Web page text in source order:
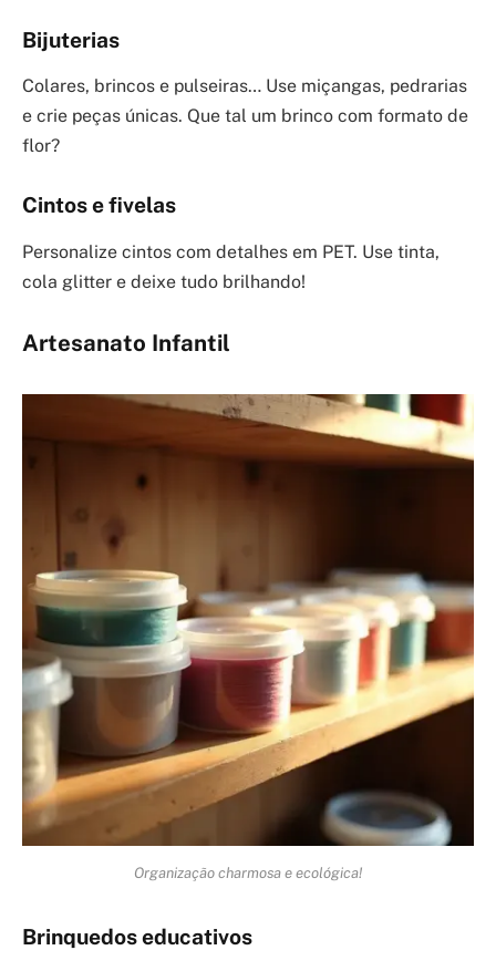
Bijuterias
Colares, brincos e pulseiras… Use miçangas, pedrarias
e crie peças únicas. Que tal um brinco com formato de
flor?
Cintos e fivelas
Personalize cintos com detalhes em PET. Use tinta,
cola glitter e deixe tudo brilhando!
Artesanato Infantil
Organização charmosa e ecológica!
Brinquedos educativos